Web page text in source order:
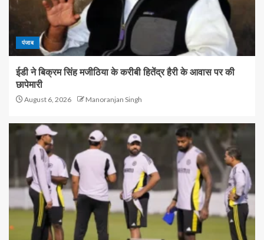
पंजाब
ईडी ने बिक्रम सिंह मजीठिया के करीबी हितेंद्र हैरी के आवास पर की
छापेमारी
August 6, 2026 Manoranjan Singh